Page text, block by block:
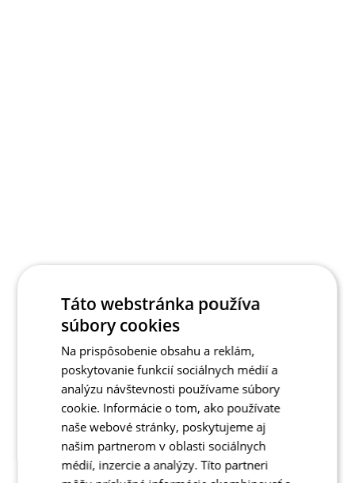
Táto webstránka používa
súbory cookies
Na prispôsobenie obsahu a reklám,
poskytovanie funkcií sociálnych médií a
analýzu návštevnosti používame súbory
cookie. Informácie o tom, ako používate
naše webové stránky, poskytujeme aj
našim partnerom v oblasti sociálnych
médií, inzercie a analýzy. Títo partneri